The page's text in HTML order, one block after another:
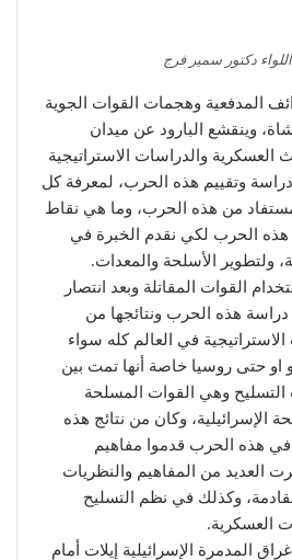
اللواء دكتور سمير فرج
المدفعية وهجمات القوات الجوية
وينقشع البارود عن ميدان
العسكرية والدراسات الاستراتيجية
وتقييم هذه الحرب، لمعرفة كل
من هذه الحرب، وما هي نقاط
هذه الحرب لكي نقدم الخبرة في
ولتطوير الأسلحة والمعدات.
القوات المقاتلة وبعد انتصار
1973، تمت دراسة هذه الحرب ونتائجها من
في العالم كله سواء
او حتى روسيا خاصة أنها تمت بين
وهي القوات المسلحة
الإسرائيلية، وكان من نتائج هذه
في هذه الحرب قدموا مفاهيم
العديد من المفاهيم والنظريات
وكذلك في نظم التسليح
العسكرية.
المدمرة الإسرائيلية إيلات أمام